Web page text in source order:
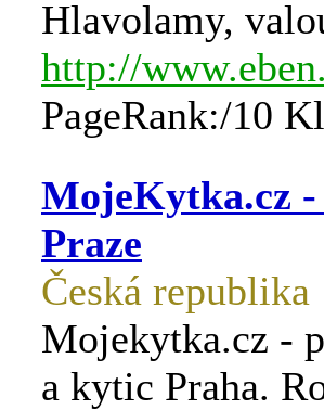
Hlavolamy,
http://
PageRank:/10
MojeKytka.cz
Praze
Česká republika
Mojekytka.cz -
a kytic Praha.